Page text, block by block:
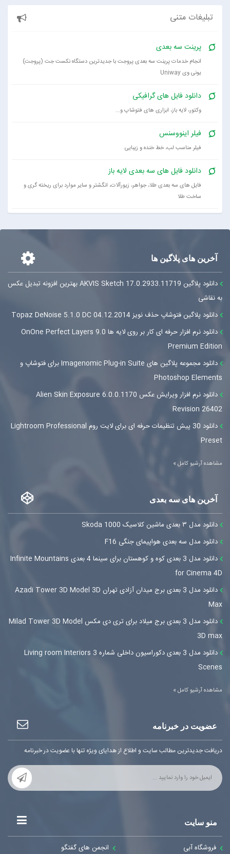
تبلیغات متنی
پرینت سه بعدی
انجام خدمات پرینت سه بعدی پروجت با جدیدترین دستگاه نکست جت (پروجت)
یونی وی Uniway
دانلود فایل های گرافیکی
وکتور، لایه باز، ابزاری های فتوشاپ و...
فیلر اینووسنس
فیلر مناسب لب، خط خنده و زیبایی
دانلود فایل های سه بعدی لایه باز
فایل های سه بعدی طلا، جواهر، زیورآلات، انگشتر و سایر موارد برای ریخته گری و
ساخت طلا
آخرین های پلاگین ها
دانلود پلاگین AKVIS Sketch 17.0.2933.11719 بهترین افزونه تبدیل عکس
به نقاشی
دانلود پلاگین فتوشاپ حذف نویز Topaz DeNoise 5.1.0 DC 04.12.2014
دانلود نرم افزار حرفه ای کار بر روی لایه ها OnOne Perfect Layers 9.0
Premium Edition
دانلود مجموعه پلاگین های Imagenomic Plug-in Suite برای فتوشاپ و
Photoshop Elements
دانلود نرم افزار ویرایش عکس Alien Skin Exposure 6.0.0.1170
Revision 26402
دانلود 30 پیش تنظیمات حرفه ای برای لایت روم Lightroom Professional
Preset
مشاهده آرشیو کامل »
آخرین های سه بعدی
دانلود مدل ۳ بعدی ماشین کلاسیک Skoda 1000
دانلود مدل سه بعدی هواپیمای جنگی F16
دانلود مدل 3 بعدی کوه و کوهستان برای سینما 4 بعدی Infinite Mountains
for Cinema 4D
دانلود مدل 3 بعدی برج میدان آزادی تهران Azadi Tower 3D Model 3D
Max
دانلود مدل 3 بعدی برج میلاد برای تری دی مکس Milad Tower 3D Model
3D max
دانلود مدل 3 بعدی دکوراسیون داخلی شماره 3 Living room Interiors
Scenes
مشاهده آرشیو کامل »
عضویت در خبرنامه
دریافت جدیدترین مطالب سایت و اطلاع از هدایای ویژه تنها با عضویت در خبرنامه
منو سایت
فروشگاه آبی انجمن های گفتگو